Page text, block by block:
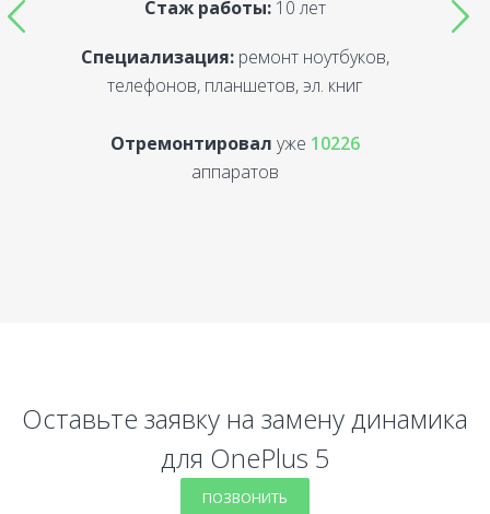
Стаж работы:10 лет
Специализация:ремонт ноутбуков,
телефонов, планшетов, эл. книг
Отремонтировал уже 10226
аппаратов
Оставьте заявку на замену динамика
для OnePlus 5
ПОЗВОНИТЬ